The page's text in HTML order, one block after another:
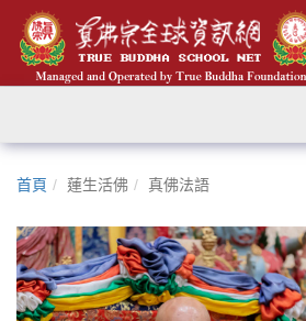
首頁 蓮生活佛 真佛法語